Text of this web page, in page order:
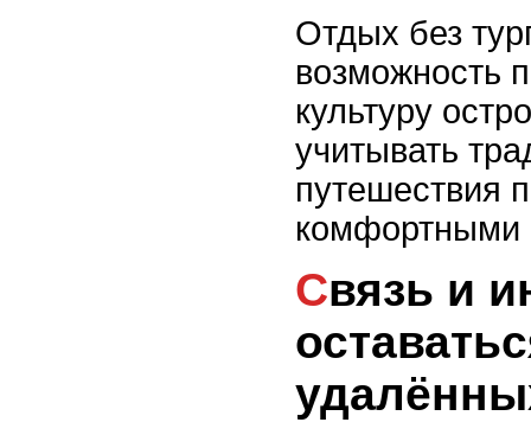
Отдых без
возможность
культуру
учитывать
путешествия
комфортными
Связь и интернет: как